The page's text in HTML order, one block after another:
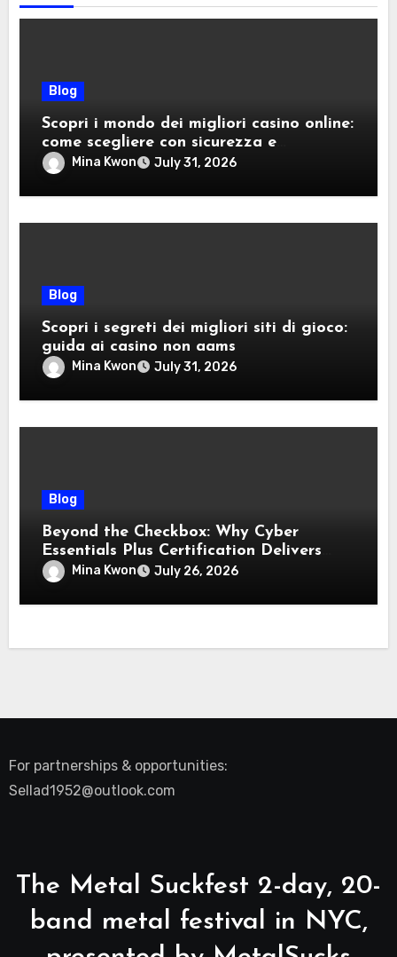
Blog
Scopri i mondo dei migliori casino online:
come scegliere con sicurezza e
divertimento
Mina Kwon July 31, 2026
Blog
Scopri i segreti dei migliori siti di gioco:
guida ai casino non aams
Mina Kwon July 31, 2026
Blog
Beyond the Checkbox: Why Cyber
Essentials Plus Certification Delivers
Real-World Security Confidence
Mina Kwon July 26, 2026
For partnerships & opportunities:
Sellad1952@outlook.com
The Metal Suckfest 2-day, 20-
band metal festival in NYC,